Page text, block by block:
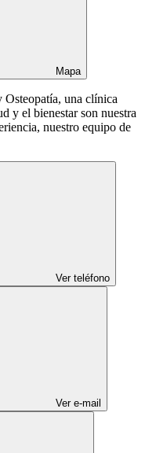
Mapa
una clínica
y el bienestar son nuestra
nuestro equipo de
Ver teléfono
Ver e-mail